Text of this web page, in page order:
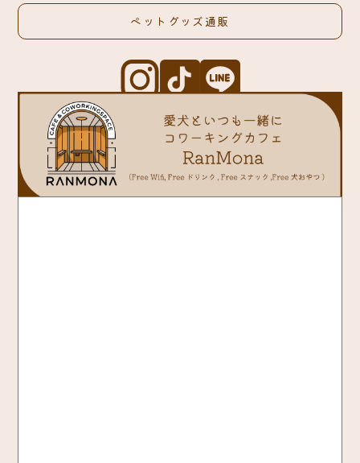
ペットグッズ通販